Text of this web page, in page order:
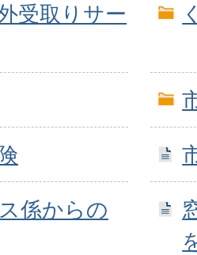
受取りサー
係からの